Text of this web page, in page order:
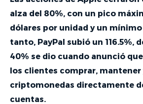
alza del 80%, con un pico
dólares por unidad y un mínimo
tanto, PayPal subió un 116.5%,
40% se dio cuando anunció
los clientes comprar, mantener
criptomonedas directamente
cuentas.